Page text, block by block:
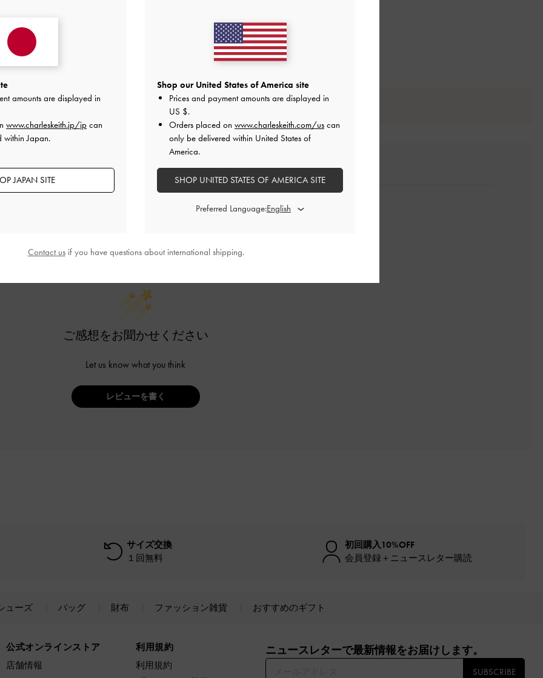
レビューは購入した方のみ投稿ができます。
ご感想をお聞かせください
Let us know what you think
レビューを書く
サイズ交換
１回無料
初回購入10%OFF
会員登録＋ニュースレター購読
ューズ バッグ 財布 ファッション雑貨 おすすめのギフト
公式オンラインストア
店舗情報
利用規約
利用規約
ニュースレターで最新情報をお届けします。​
SUBSCRIBE
amounts are displayed in
www.charleskeith.jp/jp can
within Japan.
JAPAN SITE
Shop our United States of America site
Prices and payment amounts are displayed in
US $.
Orders placed on www.charleskeith.com/us can
only be delivered within United States of
America.
SHOP UNITED STATES OF AMERICA SITE
Preferred Language:
Contact usif you have questions about international shipping.